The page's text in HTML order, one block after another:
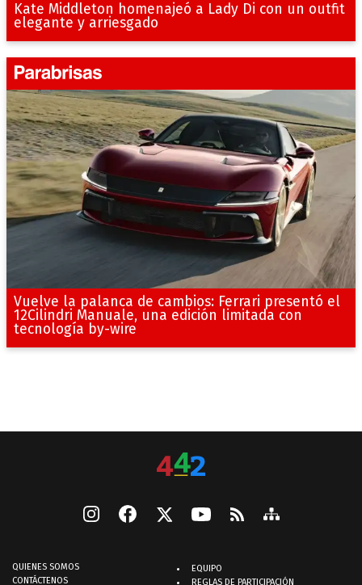
Kate Middleton homenajeó a Lady Di con un outfit
elegante y arriesgado
Vuelve la palanca de cambios: Ferrari presentó el
12Cilindri Manuale, una edición limitada con
tecnología by-wire
QUIENES SOMOS
CONTÁCTENOS
EQUIPO
REGLAS DE PARTICIPACIÓN